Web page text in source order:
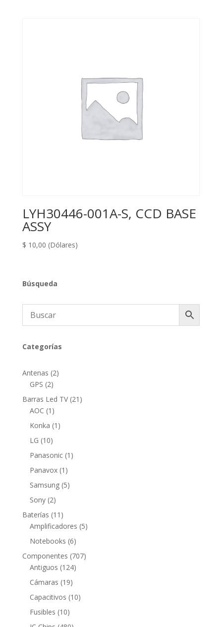
LYH30446-001A-S, CCD BASE
ASSY
$ 10,00 (Dólares)
Búsqueda
Categorías
Antenas 22
GPS 22
productos
Barras Led TV 21 21
AOC 1 1
producto
Konka 1 1
LG 1010
productos
Panasonic 1 1
Panavox 1 1
producto
Samsung 55
Sony 22
productos
Baterías 11 11
productos
Amplificadores 55
Notebooks 66
productos
Componentes 707707
Antiguos 124124
Cámaras 1919
productos
Capacitivos 1010
Fusibles 1010
productos